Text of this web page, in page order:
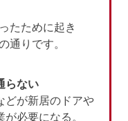
たために起き
通りです。
らない
どが新居のドアや
必要になる。